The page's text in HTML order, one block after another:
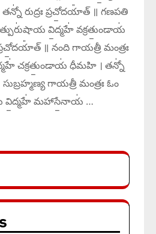
రుద్రః ప్రచో॒దయా᳚త్ ॥ గణపతి
వి॒ద్మహే॑ వక్రతుం॒డాయ॑
॥ నంది గాయత్రీ మంత్రః
చక్రతుం॒డాయ॑ ధీమహి । తన్నో॑
గాయత్రీ మంత్రః ఓం
వి॒ద్మహే॑ మహాసే॒నాయ॑ …